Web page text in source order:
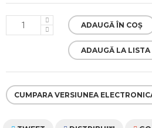
ADAUGĂ ÎN COȘ
ADAUGĂ LA LISTA
CUMPARA VERSIUNEA